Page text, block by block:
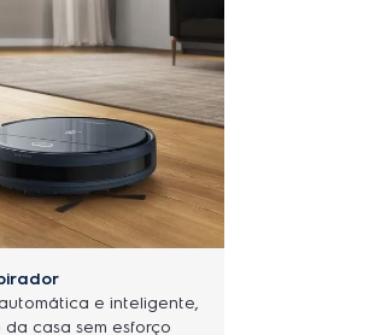
e inteligente,
casa sem esforço